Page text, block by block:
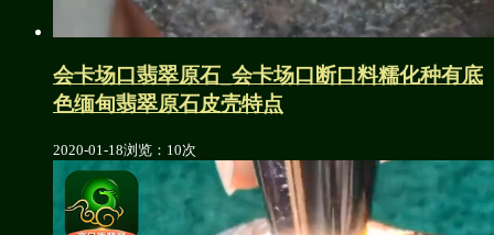
会卡场口翡翠原石_会卡场口断口料糯化种有底
色缅甸翡翠原石皮壳特点
2020-01-18浏览：10次